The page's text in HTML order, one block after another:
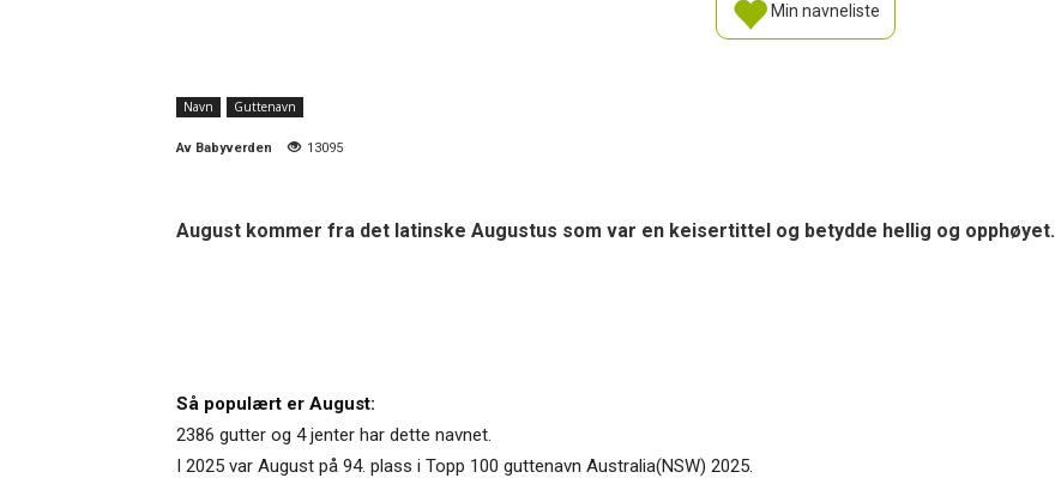
Min navneliste
Navn Guttenavn
Av Babyverden 13095
August kommer fra det latinske Augustus som var en keisertittel og betydde hellig og opphøyet.
Så populært er August:
2386 gutter og 4 jenter har dette navnet.
I 2025 var August på 94. plass i Topp 100 guttenavn Australia(NSW) 2025.